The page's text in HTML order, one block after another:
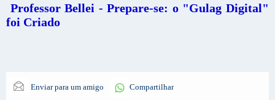
Professor Bellei - Prepare-se: o "Gulag Digital"
foi Criado
Enviar para um amigo Compartilhar